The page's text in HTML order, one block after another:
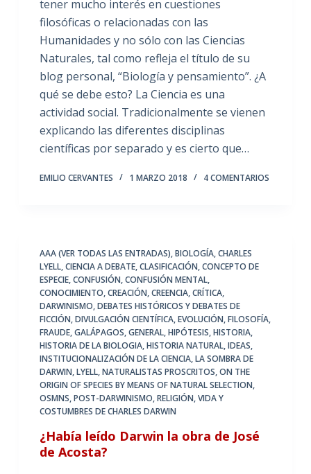
tener mucho interés en cuestiones
filosóficas o relacionadas con las
Humanidades y no sólo con las Ciencias
Naturales, tal como refleja el título de su
blog personal, “Biología y pensamiento”. ¿A
qué se debe esto? La Ciencia es una
actividad social. Tradicionalmente se vienen
explicando las diferentes disciplinas
científicas por separado y es cierto que…
EMILIO CERVANTES 1 MARZO 2018 4 COMENTARIOS
AAA (VER TODAS LAS ENTRADAS),BIOLOGÍA,CHARLES
LYELL,CIENCIA A DEBATE,CLASIFICACIÓN,CONCEPTO DE
ESPECIE,CONFUSIÓN,CONFUSIÓN MENTAL,
CONOCIMIENTO,CREACIÓN,CREENCIA,CRÍTICA,
DARWINISMO,DEBATES HISTÓRICOS Y DEBATES DE
FICCIÓN,DIVULGACIÓN CIENTÍFICA,EVOLUCIÓN,FILOSOFÍA,
FRAUDE,GALÁPAGOS,GENERAL,HIPÓTESIS,HISTORIA,
HISTORIA DE LA BIOLOGIA,HISTORIA NATURAL,IDEAS,
INSTITUCIONALIZACIÓN DE LA CIENCIA,LA SOMBRA DE
DARWIN,LYELL,NATURALISTAS PROSCRITOS,ON THE
ORIGIN OF SPECIES BY MEANS OF NATURAL SELECTION,
OSMNS,POST-DARWINISMO,RELIGIÓN,VIDA Y
COSTUMBRES DE CHARLES DARWIN
¿Había leído Darwin la obra de José
de Acosta?